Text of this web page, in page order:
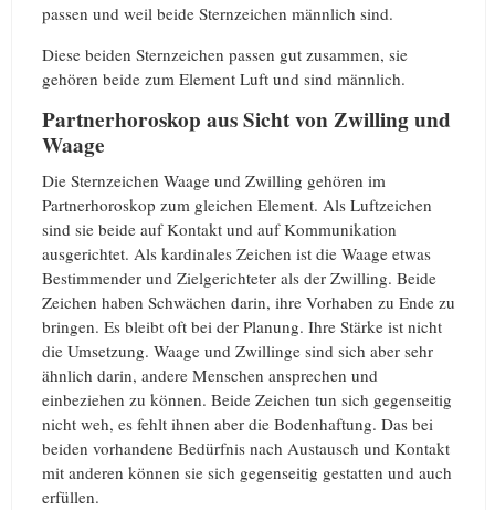
passen und weil beide Sternzeichen männlich sind.
Diese beiden Sternzeichen passen gut zusammen, sie
gehören beide zum Element Luft und sind männlich.
Partnerhoroskop aus Sicht von Zwilling und
Waage
Die Sternzeichen Waage und Zwilling gehören im
Partnerhoroskop zum gleichen Element. Als Luftzeichen
sind sie beide auf Kontakt und auf Kommunikation
ausgerichtet. Als kardinales Zeichen ist die Waage etwas
Bestimmender und Zielgerichteter als der Zwilling. Beide
Zeichen haben Schwächen darin, ihre Vorhaben zu Ende zu
bringen. Es bleibt oft bei der Planung. Ihre Stärke ist nicht
die Umsetzung. Waage und Zwillinge sind sich aber sehr
ähnlich darin, andere Menschen ansprechen und
einbeziehen zu können. Beide Zeichen tun sich gegenseitig
nicht weh, es fehlt ihnen aber die Bodenhaftung. Das bei
beiden vorhandene Bedürfnis nach Austausch und Kontakt
mit anderen können sie sich gegenseitig gestatten und auch
erfüllen.